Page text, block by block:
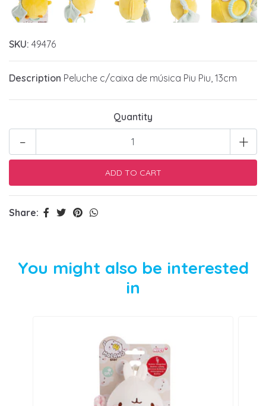
SKU: 49476
Description Peluche c/caixa de música Piu Piu, 13cm
Quantity
+
-
Share:
You might also be interested
in